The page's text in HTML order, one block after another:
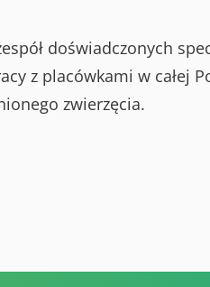
doświadczonych
z placówkami w całej
zwierzęcia.